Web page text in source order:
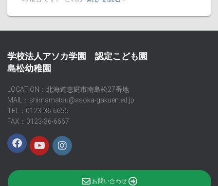
学校法人アソカ学園 認定こども園
島松幼稚園
LOCATION：北海道恵庭市南島松27番地
MAIL：shimamatsu@asoka-gakuen.ed.jp
TEL：0123-36-6655
FAX：0123-36-6667
お問い合わせ